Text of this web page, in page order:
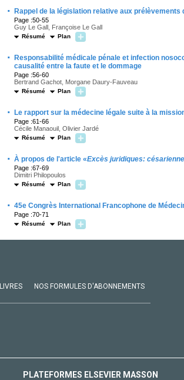
· Rappel de la législation relative aux
Page :50-55
Guy Le Gall, Françoise Le Gall
Résumé Plan
·
Responsabilité médicale pénale et infection
causalité entre la faute et le dommage
Page :56-60
Bertrand Gachot, Morgane Daury-Fauveau
Résumé Plan
· Le rapport sur la médecine légale suite à la
Page :61-66
Cécile Manaouil, Olivier Jardé
Résumé Plan
· À propos de l'article «Excès juridiques:
Page :67-69
Dimitri Philopoulos
Résumé Plan
· 45e Congrès International Francophone de
Page :70-71
Résumé Plan
LIVRES NOS FORMULES D'ABONNEMENTS
PLATEFORMES ELSEVIER MASSON